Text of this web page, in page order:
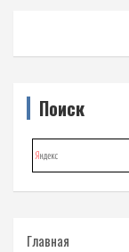
Поиск
Главная